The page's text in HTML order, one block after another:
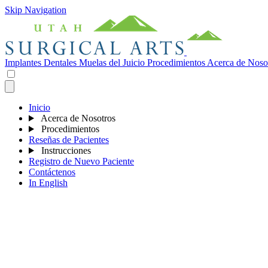
Skip Navigation
Implantes Dentales Muelas del Juicio Procedimientos Acerca de
Inicio
Acerca de Nosotros
Procedimientos
Reseñas de Pacientes
Instrucciones
Registro de Nuevo Paciente
Contáctenos
In English